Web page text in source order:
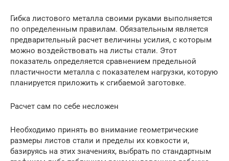
Гибка листового металла своими руками выполняется
по определенным правилам. Обязательным является
предварительный расчет величины усилия, с которым
можно воздействовать на листы стали. Этот
показатель определяется сравнением предельной
пластичности металла с показателем нагрузки, которую
планируется приложить к сгибаемой заготовке.
Расчет сам по себе несложен
Необходимо принять во внимание геометрические
размеры листов стали и пределы их ковкости и,
базируясь на этих значениях, выбрать по стандартным